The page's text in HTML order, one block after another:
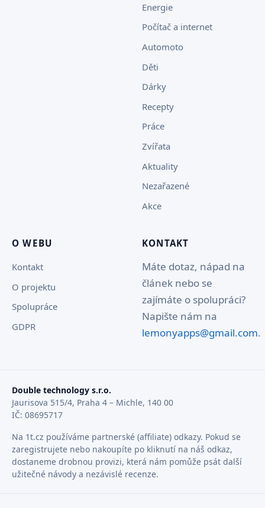
Energie
Počítač a internet
Automoto
Děti
Dárky
Recepty
Práce
Zvířata
Aktuality
Nezařazené
Akce
O WEBU
Kontakt
O projektu
Spolupráce
GDPR
KONTAKT
Máte dotaz, nápad na
článek nebo se
zajímáte o spolupráci?
Napište nám na
lemonyapps@gmail.com.
Double technology s.r.o.
Jaurisova 515/4, Praha 4 – Michle, 140 00
IČ: 08695717
Na 1t.cz používáme partnerské (affiliate) odkazy. Pokud se
zaregistrujete nebo nakoupíte po kliknutí na náš odkaz,
dostaneme drobnou provizi, která nám pomůže psát další
užitečné návody a nezávislé recenze.